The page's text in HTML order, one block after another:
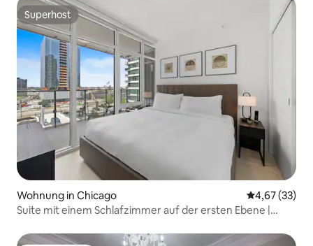
Superhost
Superhost
Wohnung in Chicago
4,67 (33)
Suite mit einem Schlafzimmer auf der ersten Ebene |